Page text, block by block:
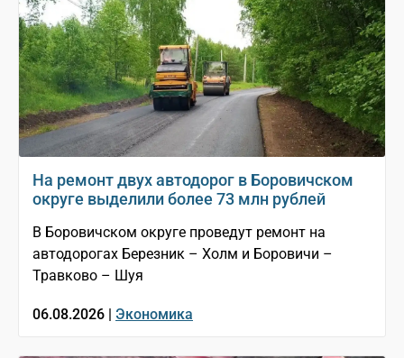
На ремонт двух автодорог в Боровичском
округе выделили более 73 млн рублей
В Боровичском округе проведут ремонт на
автодорогах Березник – Холм и Боровичи –
Травково – Шуя
06.08.2026 | Экономика